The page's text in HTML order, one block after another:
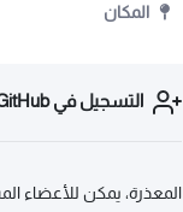
المكان
التسجيل في Introduction to GitHub
المعذرة، يمكن للأعضاء